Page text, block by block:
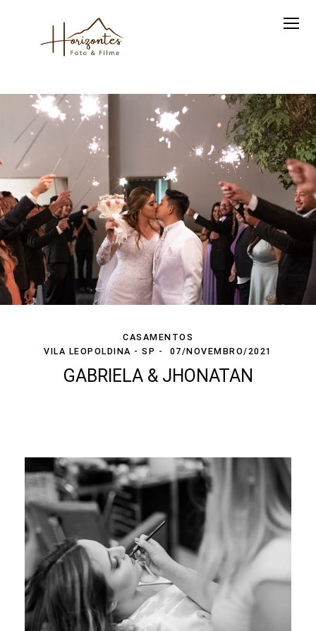
CASAMENTOS
VILA LEOPOLDINA - SP
07/NOVEMBRO/2021
GABRIELA & JHONATAN